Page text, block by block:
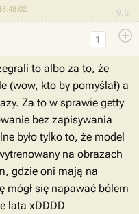
9.5
1
to albo za to, że
(wow, kto by pomyślał) a
Za to w sprawie getty
bez zapisywania
było tylko to, że model
na obrazach
gdzie oni mają na
mógł się napawać bólem
lata xDDDD